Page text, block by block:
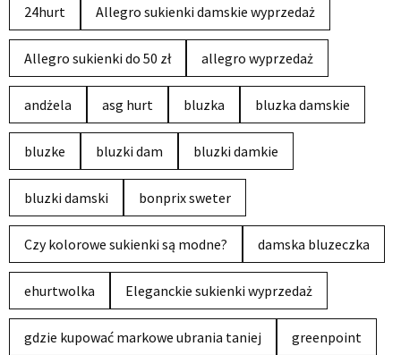
24hurt Allegro sukienki damskie wyprzedaż
Allegro sukienki do 50 zł allegro wyprzedaż
andżela asg hurt bluzka bluzka damskie
bluzke bluzki dam bluzki damkie
bluzki damski bonprix sweter
Czy kolorowe sukienki są modne? damska bluzeczka
ehurtwolka Eleganckie sukienki wyprzedaż
gdzie kupować markowe ubrania taniej greenpoint